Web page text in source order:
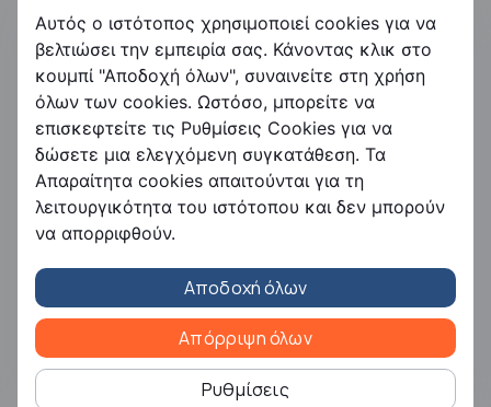
iPPOS Commissions
iPPOS Kiosk
FS HRMS
FS Payroll
FS Timer
FS Ergani
Εταιρεία
Η Free Futuresoft
Ευκαιρίες καριέρας
Εταιρική Κοινωνική Ευθύνη
Αυτός ο ιστότοπος χρησιμοποιεί cookies για να
βελτιώσει την εμπειρία σας. Κάνοντας κλικ στο
κουμπί "Αποδοχή όλων", συναινείτε στη χρήση
όλων των cookies. Ωστόσο, μπορείτε να
επισκεφτείτε τις Ρυθμίσεις Cookies για να
δώσετε μια ελεγχόμενη συγκατάθεση. Τα
Απαραίτητα cookies απαιτούνται για τη
λειτουργικότητα του ιστότοπου και δεν μπορούν
να απορριφθούν.
Αποδοχή όλων
Απόρριψη όλων
Ρυθμίσεις